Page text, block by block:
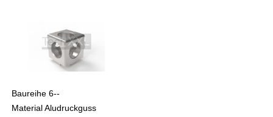
Baureihe 6--
Material Aludruckguss